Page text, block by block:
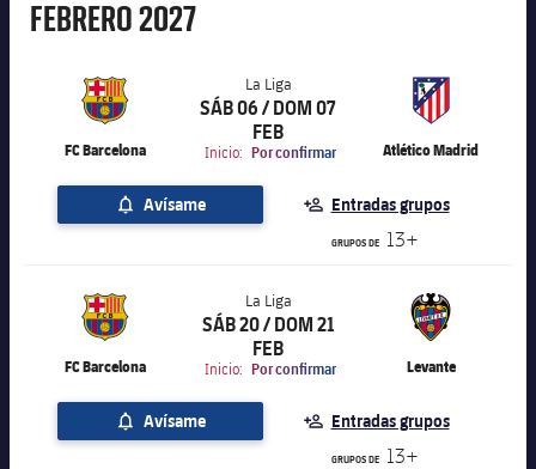
Febrero
FEBRERO2027
FC Barcelona
La Liga
La Liga
SÁB 06 / DOM 07
FEB
Inicio: Por confirmar Atlético Madrid
label.aria.chevronright
Avísame Entradas grupos
GRUPOS DE 13+
FC Barcelona
La Liga
La Liga
SÁB 20 / DOM 21
FEB
Inicio: Por confirmar Levante
label.aria.chevronright
Avísame Entradas grupos
GRUPOS DE 13+